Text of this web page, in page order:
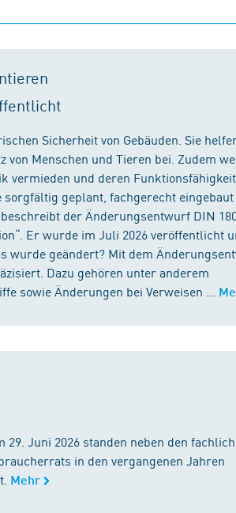
Sicherheit von Gebäuden. Sie
Menschen und Tieren bei. Zudem
vermieden und deren Funktionsfähigkeit
geplant, fachgerecht
der Änderungsentwurf DIN
Er wurde im Juli 2026 veröffentlicht
wurde geändert? Mit dem
Dazu gehören unter anderem
sowie Änderungen bei Verweisen ...
Juni 2026 standen neben den
in den vergangenen Jahren
Mehr